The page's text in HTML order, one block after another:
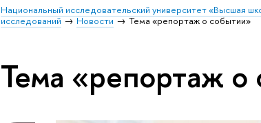
Национальный исследовательский университет «Высшая
исследований
Новости Тема «репортаж о событии»
Тема «репортаж о